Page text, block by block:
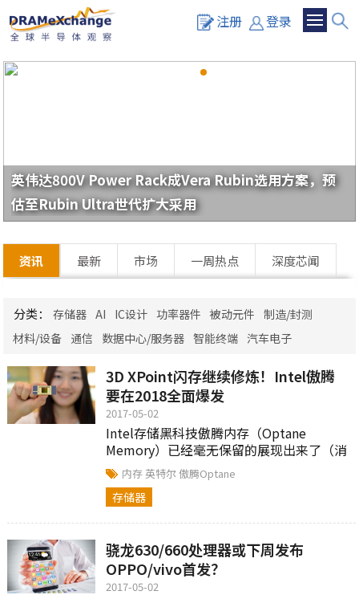
注册 登录
英伟达800V Power Rack成Vera Rubin选用方案，预
估至Rubin Ultra世代扩大采用
最新
资讯 市场 一周热点 深度芯闻
分类： 存储器 AI IC设计 功率器件 被动元件
制造/封测
材料/设备
通信 数据中心/服务器 智能终端 汽车电子
3D XPoint闪存继续修炼！Intel傲腾
要在2018全面爆发
2017-05-02
Intel存储黑科技傲腾内存（Optane
Memory）已经毫无保留的展现出来了（消
费级目前只有16GB和32GB）。
内存 英特尔傲腾Optane
存储器
骁龙630/660处理器或下周发布
OPPO/vivo首发？
2017-05-02